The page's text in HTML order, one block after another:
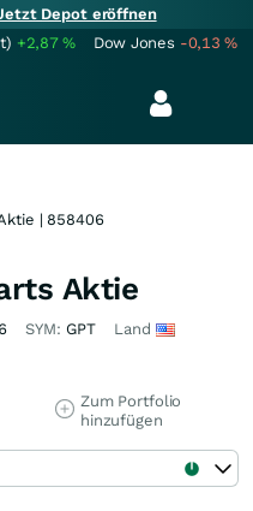
Depot eröffnen
+2,87% Dow Jones -0,13%
| 858406
Aktie
SYM: GPT Land
Zum Portfolio
hinzufügen